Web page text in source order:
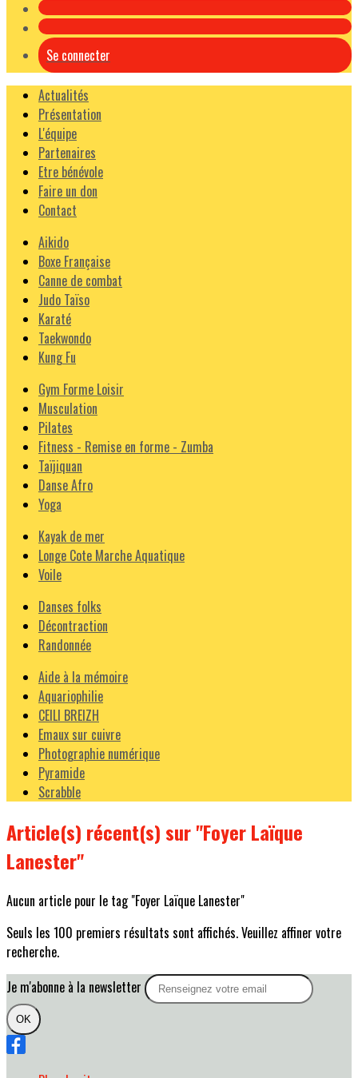
Se connecter
Actualités
Présentation
L'équipe
Partenaires
Etre bénévole
Faire un don
Contact
Aikido
Boxe Française
Canne de combat
Judo Taïso
Karaté
Taekwondo
Kung Fu
Gym Forme Loisir
Musculation
Pilates
Fitness - Remise en forme - Zumba
Taïjiquan
Danse Afro
Yoga
Kayak de mer
Longe Cote Marche Aquatique
Voile
Danses folks
Décontraction
Randonnée
Aide à la mémoire
Aquariophilie
CEILI BREIZH
Emaux sur cuivre
Photographie numérique
Pyramide
Scrabble
Article(s) récent(s) sur "Foyer Laïque
Lanester"
Aucun article pour le tag "Foyer Laïque Lanester"
Seuls les 100 premiers résultats sont affichés. Veuillez affiner votre
recherche.
Je m'abonne à la newsletter
OK